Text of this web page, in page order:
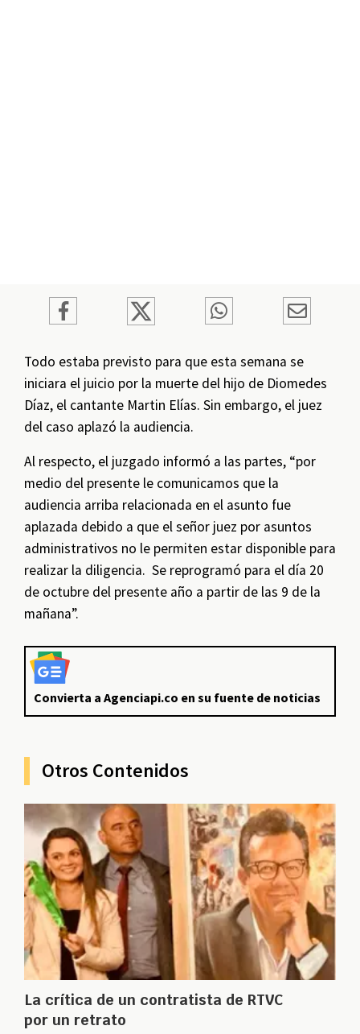
Todo estaba previsto para que esta semana se
iniciara el juicio por la muerte del hijo de Diomedes
Díaz, el cantante Martin Elías. Sin embargo, el juez
del caso aplazó la audiencia.
Al respecto, el juzgado informó a las partes, “por
medio del presente le comunicamos que la
audiencia arriba relacionada en el asunto fue
aplazada debido a que el señor juez por asuntos
administrativos no le permiten estar disponible para
realizar la diligencia. Se reprogramó para el día 20
de octubre del presente año a partir de las 9 de la
mañana”.
Convierta a Agenciapi.co en su fuente de noticias
Otros Contenidos
La crítica de un contratista de RTVC
por un retrato